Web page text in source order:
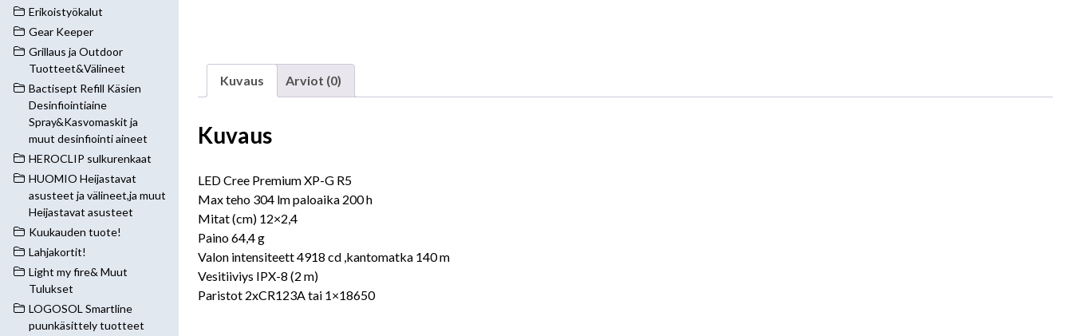
Erikoistyökalut
Gear Keeper
Grillaus ja Outdoor
Tuotteet&Välineet
Bactisept Refill Käsien
Desinfiointiaine
Spray&Kasvomaskit ja
muut desinfiointi aineet
HEROCLIP sulkurenkaat
HUOMIO Heijastavat
asusteet ja välineet,ja muut
Heijastavat asusteet
Kuukauden tuote!
Lahjakortit!
Light my fire& Muut
Tulukset
LOGOSOL Smartline
puunkäsittely tuotteet
Kuvaus Arviot (0)
Kuvaus
LED Cree Premium XP-G R5
Max teho 304 lm paloaika 200 h
Mitat (cm) 12×2,4
Paino 64,4 g
Valon intensiteett 4918 cd ,kantomatka 140 m
Vesitiiviys IPX-8 (2 m)
Paristot 2xCR123A tai 1×18650